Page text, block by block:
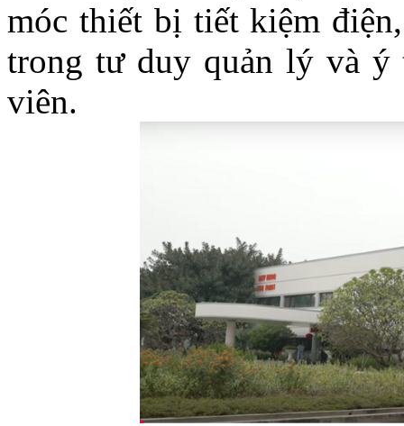
móc thiết bị tiết kiệm
trong tư duy quản lý và ý
viên.